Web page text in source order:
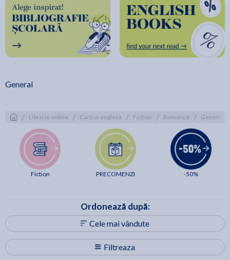
General
/ Librarie online / Carti in engleza / Fiction / Romance / General
Fiction PRECOMENZI -50%
Filtreaza
Ordonează după:
Cele mai vândute